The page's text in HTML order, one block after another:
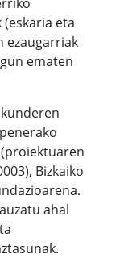
eta
ezaugarriak
ematen
Bizkaiko
ahal